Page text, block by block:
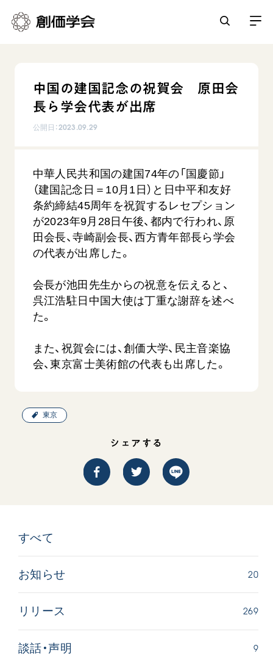
人間革命
日蓮大聖人の仏法（教学入門）
釈尊～法華経
日蓮大聖人
初代会長・牧口常三郎先生
第2代会長・戸田城聖先生
日常の活動
座談会
仏法を学ぶ
仏法を語る
主な行事
年間の活動について
友人葬
彼岸
「平和の文化」を構築
核兵器の廃絶に向け連帯を拡大
「人権文化」「ジェンダー平等」を促進
「持続可能な開発目標（SDGs）」の取り組み
人道支援
音楽活動
展示活動
教育本部の活動
世界の創価学会
各国ウェブサイト
世界の創価学会の歴史
基本情報
創価学会 会憲
創価学会 社会憲章
組織・機構
関連団体
会員サポート
座談会御書ｅ講義
小説『新・人間革命』『人間革命』要旨
関連リンク
墓地公園・納骨堂
聖教電子版
soka youth media
ご利用にあたって
SOKA PICKS
中国の建国記念の祝賀会 原田会
長ら学会代表が出席
公開日：2023.09.29
中華人民共和国の建国74年の「国慶節」
（建国記念日＝10月1日）と日中平和友好
条約締結45周年を祝賀するレセプション
が2023年9月28日午後、都内で行われ、原
田会長、寺崎副会長、西方青年部長ら学会
の代表が出席した。
会長が池田先生からの祝意を伝えると、
呉江浩駐日中国大使は丁重な謝辞を述べ
た。
また、祝賀会には、創価大学、民主音楽協
会、東京富士美術館の代表も出席した。
東京
シェアする
すべて
お知らせ 20
リリース 269
談話・声明 9